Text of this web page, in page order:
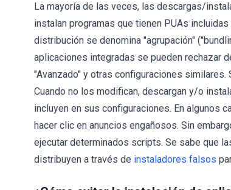
La mayoría de las veces, las descargas/
instalan programas que tienen PUAs
distribución se denomina "agrupación"
aplicaciones integradas se pueden rechazar
"Avanzado" y otras configuraciones
Cuando no los modifican, descargan y/o
incluyen en sus configuraciones. En algunos
hacer clic en anuncios engañosos. Sin
ejecutar determinados scripts. Se sabe que
distribuyen a través de instaladores falsos